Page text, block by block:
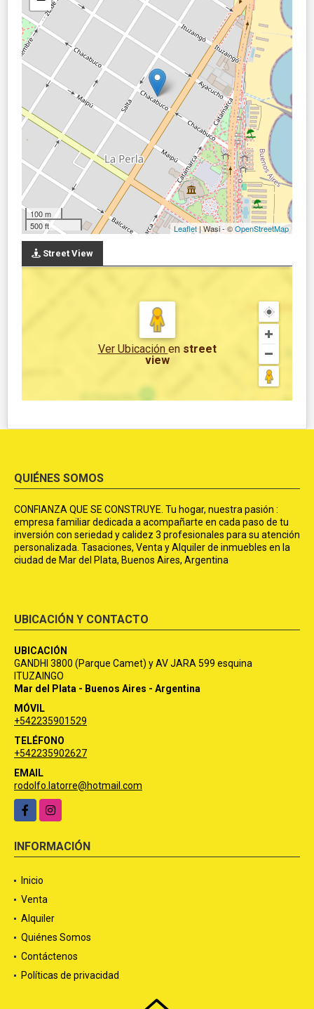
100 m
500 ft
Leaflet| Wasi - ©OpenStreetMap
Street View
Ver Ubicación en street
view
QUIÉNES SOMOS
CONFIANZA QUE SE CONSTRUYE. Tu hogar, nuestra pasión :
empresa familiar dedicada a acompañarte en cada paso de tu
inversión con seriedad y calidez 3 profesionales para su atención
personalizada. Tasaciones, Venta y Alquiler de inmuebles en la
ciudad de Mar del Plata, Buenos Aires, Argentina
UBICACIÓN Y CONTACTO
UBICACIÓN
GANDHI 3800 (Parque Camet) y AV JARA 599 esquina
ITUZAINGO
Mar del Plata - Buenos Aires - Argentina
MÓVIL
+542235901529
TELÉFONO
+542235902627
EMAIL
rodolfo.latorre@hotmail.com
FacebookInstagram
INFORMACIÓN
Inicio
Venta
Alquiler
Quiénes Somos
Contáctenos
Políticas de privacidad